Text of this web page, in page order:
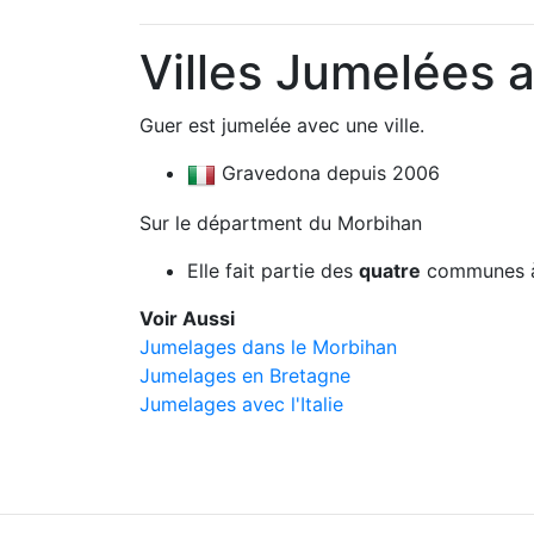
Villes Jumelées
Guer est jumelée avec une ville.
Gravedona depuis 2006
Sur le départment du Morbihan
Elle fait partie des quatre communes
Voir Aussi
Jumelages dans le Morbihan
Jumelages en Bretagne
Jumelages avec l'Italie